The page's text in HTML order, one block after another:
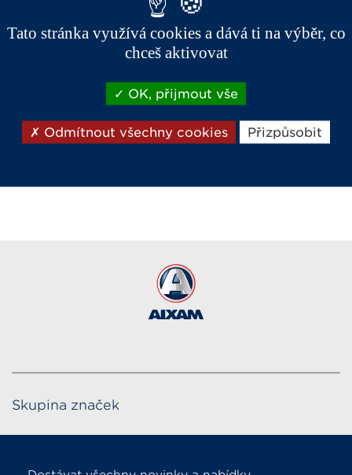
zajišťuje velmi dobrou pružnost a vysokou
odolnost vůči teplotám.
Materiálové složky originálních hnacích řemenů
odolnosti proti oděru a optimální životnosti.
životnost převodovky, snížení spotřeby paliva a
Skupina značek
Tato stránka využívá cookies a dává ti na výběr, co
chceš aktivovat
OK, přijmout vše
Odmítnout všechny cookies Přizpůsobit